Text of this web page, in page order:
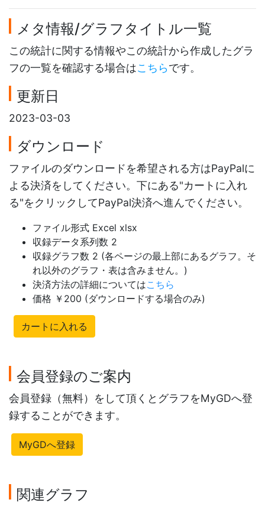
メタ情報/グラフタイトル一覧
この統計に関する情報やこの統計から作成したグラ
フの一覧を確認する場合はこちらです。
更新日
2023-03-03
ダウンロード
ファイルのダウンロードを希望される方はPayPalに
よる決済をしてください。下にある"カートに入れ
る"をクリックしてPayPal決済へ進んでください。
ファイル形式 Excel xlsx
収録データ系列数 2
収録グラフ数 2 (各ページの最上部にあるグラフ。そ
れ以外のグラフ・表は含みません。)
決済方法の詳細についてはこちら
価格 ￥200 (ダウンロードする場合のみ)
カートに入れる
会員登録のご案内
会員登録（無料）をして頂くとグラフをMyGDへ登
録することができます。
MyGDへ登録
関連グラフ